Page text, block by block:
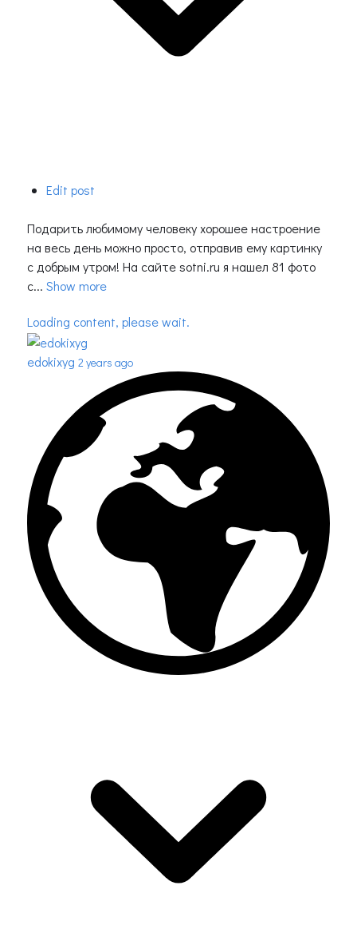
Edit post
Подарить любимому человеку хорошее настроение
на весь день можно просто, отправив ему картинку
с добрым утром! На сайте sotni.ru я нашел 81 фото
с... Show more
Loading content, please wait.
edokixyg 2 years ago